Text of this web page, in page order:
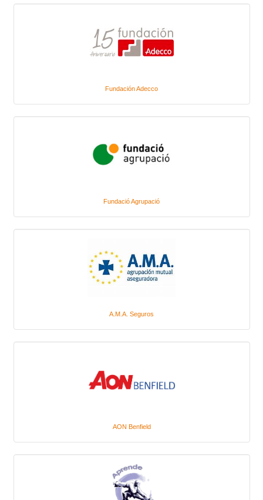
Fundación Adecco
Fundació Agrupació
A.M.A. Seguros
AON Benfield